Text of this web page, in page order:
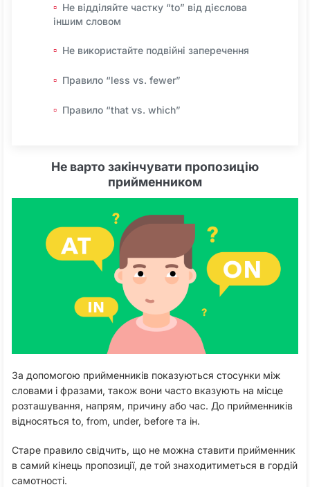
Не відділяйте частку “to” від дієслова
іншим словом
Не використайте подвійні заперечення
Правило “less vs. fewer”
Правило “that vs. which”
Не варто закінчувати пропозицію
прийменником
За допомогою прийменників показуються стосунки між
словами і фразами, також вони часто вказують на місце
розташування, напрям, причину або час. До прийменників
відносяться to, from, under, before та ін.
Старе правило свідчить, що не можна ставити прийменник
в самий кінець пропозиції, де той знаходитиметься в гордій
самотності.